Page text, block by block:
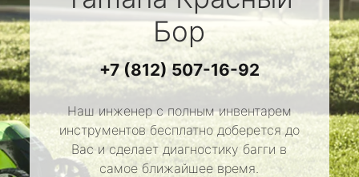
Бор
+7 (812) 507-16-92
Наш инженер с полным инвентарем
инструментов бесплатно доберется до
Вас и сделает диагностику багги в
самое ближайшее время.